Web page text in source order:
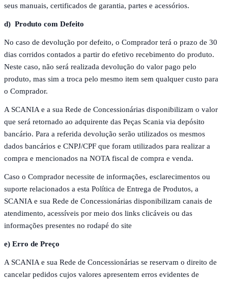
seus manuais, certificados de garantia, partes e acessórios.
d) Produto com Defeito
No caso de devolução por defeito, o Comprador terá o prazo de 30
dias corridos contados a partir do efetivo recebimento do produto.
Neste caso, não será realizada devolução do valor pago pelo
produto, mas sim a troca pelo mesmo item sem qualquer custo para
o Comprador.
A SCANIA e a sua Rede de Concessionárias disponibilizam o valor
que será retornado ao adquirente das Peças Scania via depósito
bancário. Para a referida devolução serão utilizados os mesmos
dados bancários e CNPJ/CPF que foram utilizados para realizar a
compra e mencionados na NOTA fiscal de compra e venda.
Caso o Comprador necessite de informações, esclarecimentos ou
suporte relacionados a esta Política de Entrega de Produtos, a
SCANIA e sua Rede de Concessionárias disponibilizam canais de
atendimento, acessíveis por meio dos links clicáveis ou das
informações presentes no rodapé do site
e) Erro de Preço
A SCANIA e sua Rede de Concessionárias se reservam o direito de
cancelar pedidos cujos valores apresentem erros evidentes de